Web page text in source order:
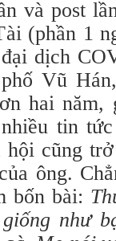
và post
(phần 1
dịch
Vũ
hai năm,
tin
cũng
ông.
bốn bài:
như